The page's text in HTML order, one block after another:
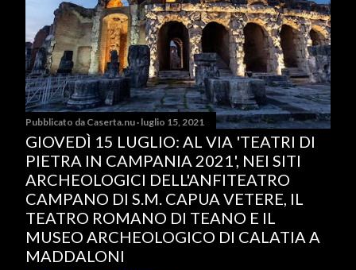
Pubblicato da Caserta.nu luglio 15, 2021
GIOVEDÌ 15 LUGLIO: AL VIA 'TEATRI DI
PIETRA IN CAMPANIA 2021', NEI SITI
ARCHEOLOGICI DELL'ANFITEATRO
CAMPANO DI S.M. CAPUA VETERE, IL
TEATRO ROMANO DI TEANO E IL
MUSEO ARCHEOLOGICO DI CALATIA A
MADDALONI